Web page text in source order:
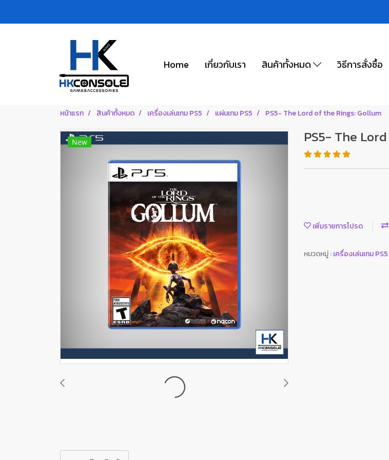
Home เกี่ยวกับเรา สินค้าทั้งหมด วิธีการสั่งซื้อ
หน้าแรก สินค้าทั้งหมด เครื่องเล่นเกม PS5 แผ่นเกม PS5 PS5- The Lord of the Rings: Gollum
New PS5- The
เพิ่มรายการโปรด
หมวดหมู่ :เครื่องเล่นเกม PS5